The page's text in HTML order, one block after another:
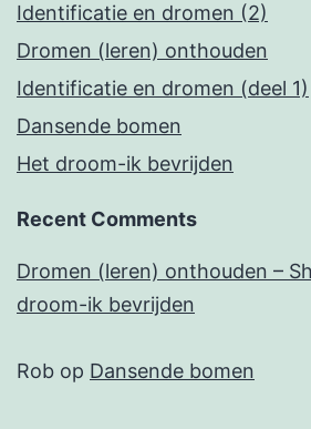
Identificatie en dromen (2)
Dromen (leren) onthouden
Identificatie en dromen (deel 1)
Dansende bomen
Het droom-ik bevrijden
Recent Comments
Dromen (leren) onthouden –
droom-ik bevrijden
Rob op Dansende bomen